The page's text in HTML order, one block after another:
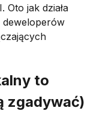
Oto jak działa
to
zgadywać)